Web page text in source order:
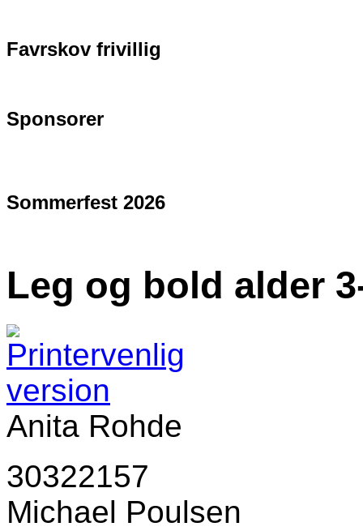
Favrskov frivillig
Sponsorer
Sommerfest 2026
Leg og bold alder
Anita Rohde
30322157
Michael Poulsen